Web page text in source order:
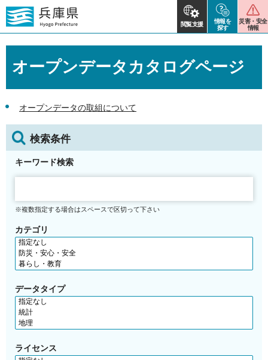
閲覧支援
情報を
探す
災害・安全
情報
オープンデータカタログページ
オープンデータの取組について
検索条件
キーワード検索
※複数指定する場合はスペースで区切って下さい
カテゴリ
データタイプ
ライセンス